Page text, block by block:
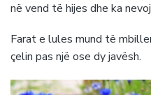
në vend të hijes dhe ka
Farat e lules mund të
çelin pas një ose dy javësh.